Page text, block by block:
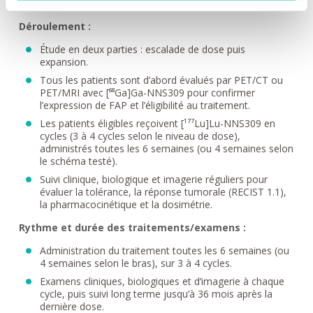
NNS309.
Déroulement :
Étude en deux parties : escalade de dose puis
expansion.
Tous les patients sont d’abord évalués par PET/CT ou
PET/MRI avec [⁶⁸Ga]Ga-NNS309 pour confirmer
l’expression de FAP et l’éligibilité au traitement.
Les patients éligibles reçoivent [¹⁷⁷Lu]Lu-NNS309 en
cycles (3 à 4 cycles selon le niveau de dose),
administrés toutes les 6 semaines (ou 4 semaines selon
le schéma testé).
Suivi clinique, biologique et imagerie réguliers pour
évaluer la tolérance, la réponse tumorale (RECIST 1.1),
la pharmacocinétique et la dosimétrie.
Rythme et durée des traitements/examens :
Administration du traitement toutes les 6 semaines (ou
4 semaines selon le bras), sur 3 à 4 cycles.
Examens cliniques, biologiques et d’imagerie à chaque
cycle, puis suivi long terme jusqu’à 36 mois après la
dernière dose.